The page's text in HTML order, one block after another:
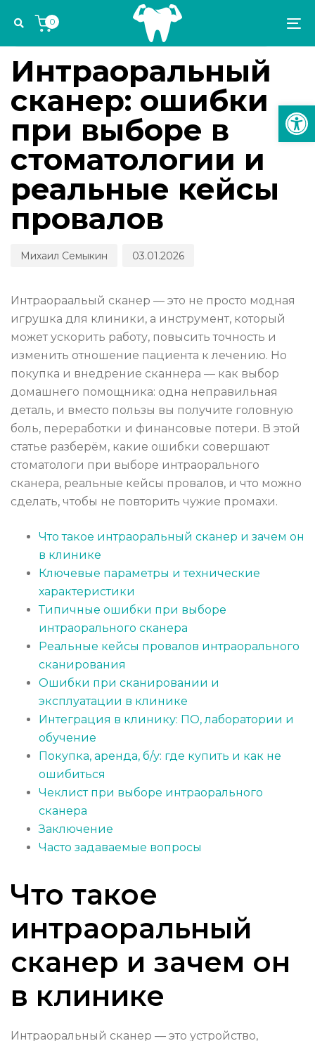
links
navigation
Skip
content
0
IN:
УПРАВЛЕНИЕ СТОМАТОЛОГИЧЕСКОЙ ПРАКТИКОЙ
Интраоральный
сканер: ошибки
при выборе в
стоматологии и
реальные кейсы
провалов
Михаил Семыкин
on:
03.01.2026
Интраораальый сканер — это не просто модная
игрушка для клиники, а инструмент, который
может ускорить работу, повысить точность и
изменить отношение пациента к лечению. Но
покупка и внедрение сканнера — как выбор
домашнего помощника: одна неправильная
деталь, и вместо пользы вы получите головную
боль, переработки и финансовые потери. В этой
статье разберём, какие ошибки совершают
стоматологи при выборе интраорального
сканера, реальные кейсы провалов, и что можно
сделать, чтобы не повторить чужие промахи.
Что такое интраоральный сканер и зачем он
в клинике
Ключевые параметры и технические
характеристики
Типичные ошибки при выборе
интраорального сканера
Реальные кейсы провалов интраорального
сканирования
Ошибки при сканировании и
эксплуатации в клинике
Интеграция в клинику: ПО, лаборатории и
обучение
Покупка, аренда, б/у: где купить и как не
ошибиться
Чеклист при выборе интраорального
сканера
Заключение
Часто задаваемые вопросы
Что такое
интраоральный
сканер и зачем он
в клинике
Интраоральный сканер — это устройство,